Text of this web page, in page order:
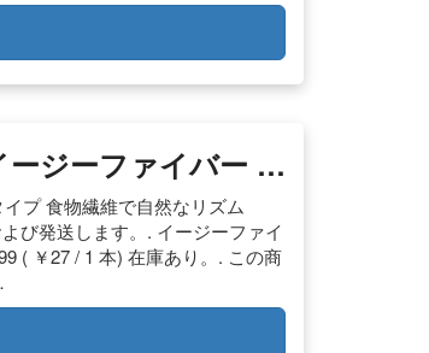
ージーファイバー …
プ 食物繊維で自然なリズム
び発送します。. イージーファイ
( ￥27 / 1 本) 在庫あり。. この商